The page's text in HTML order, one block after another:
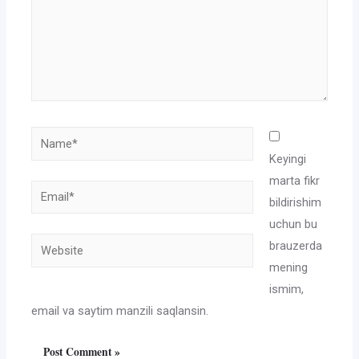
Name*
Email*
Website
Keyingi
marta fikr
bildirishim
uchun bu
brauzerda
mening
ismim,
email va saytim manzili saqlansin.